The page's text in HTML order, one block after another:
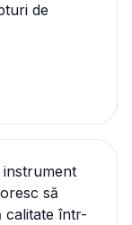
de
instrument
să
calitate într-